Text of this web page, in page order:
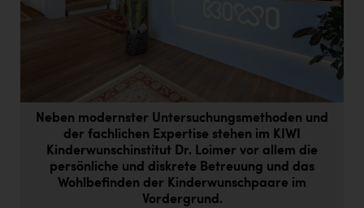
Doppler Gruppe
Firmenradl
Fristads Austria
HIG Infomotion Group
Neben modernster Untersuchungsmethoden und
der fachlichen Expertise stehen im KIWI
Kinderwunschinstitut Dr. Loimer vor allem die
persönliche und diskrete Betreuung und das
Wohlbefinden der Kinderwunschpaare im
Vordergrund.